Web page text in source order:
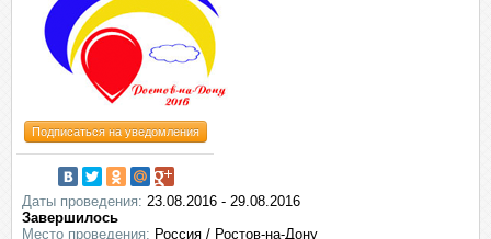
Подписаться на уведомления
Даты проведения: 23.08.2016 - 29.08.2016
Завершилось
Место проведения: Россия / Ростов-на-Дону